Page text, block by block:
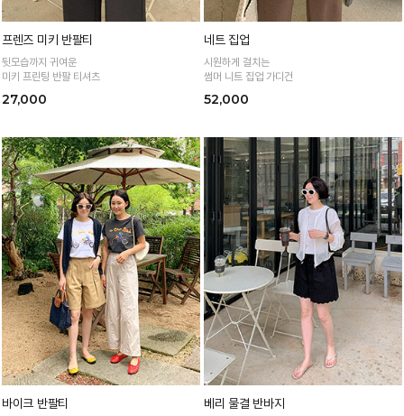
프렌즈 미키 반팔티
뒷모습까지 귀여운
미키 프린팅 반팔 티셔츠
27,000
네트 집업
시원하게 걸치는
썸머 니트 집업 가디건
52,000
바이크 반팔티 베리 물결 반바지